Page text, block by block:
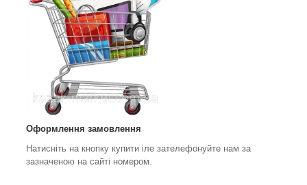
Оформлення замовлення
Натисніть на кнопку купити іле зателефонуйте нам за
зазначеною на сайті номером.